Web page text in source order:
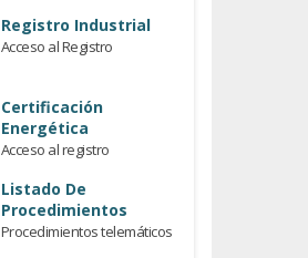
Registro Industrial
Acceso al Registro
Certificación
Energética
Acceso al registro
Listado De
Procedimientos
Procedimientos telemáticos